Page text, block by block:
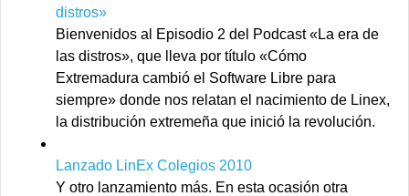
distros»
Bienvenidos al Episodio 2 del Podcast «La era de
las distros», que lleva por título «Cómo
Extremadura cambió el Software Libre para
siempre» donde nos relatan el nacimiento de Linex,
la distribución extremeña que inició la revolución.
Lanzado LinEx Colegios 2010
Y otro lanzamiento más. En esta ocasión otra